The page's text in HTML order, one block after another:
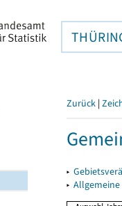
Zurück |
▸
▸